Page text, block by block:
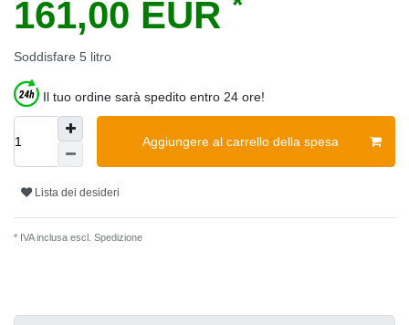
161,00 EUR
Soddisfare 5 litro
Il tuo ordine sarà spedito entro 24 ore!
Aggiungere al carrello della spesa
Lista dei desideri
* IVA inclusa escl. Spedizione